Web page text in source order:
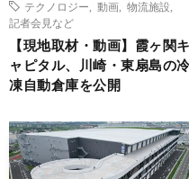
テクノロジー
動画 物流施設
記者会見など
【現地取材・動画】霞ヶ関キ
ャピタル、川崎・東扇島の
凍自動倉庫を公開